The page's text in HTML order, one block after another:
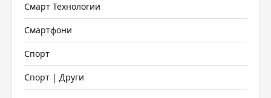
Смарт Технологии
Смартфони
Спорт
Спорт | Други